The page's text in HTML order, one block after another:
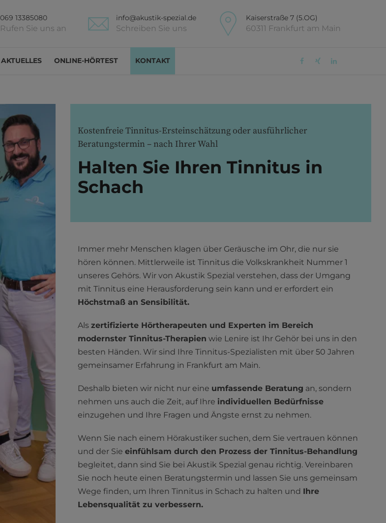
069 13385080
Rufen Sie uns an
info@akustik-spezial.de
Schreiben Sie uns
Kaiserstraße 7 (5.OG)
60311 Frankfurt am Main
AKTUELLES ONLINE-HÖRTEST KONTAKT
Kostenfreie Tinnitus-Ersteinschätzung oder ausführlicher
Beratungstermin – nach Ihrer Wahl
Halten Sie Ihren Tinnitus in
Schach
Immer mehr Menschen klagen über Geräusche im Ohr, die nur sie
hören können. Mittlerweile ist Tinnitus die Volkskrankheit Nummer 1
unseres Gehörs. Wir von Akustik Spezial verstehen, dass der Umgang
mit Tinnitus eine Herausforderung sein kann und er erfordert ein
Höchstmaß an Sensibilität.
Als zertifizierte Hörtherapeuten und Experten im Bereich
modernster Tinnitus-Therapien wie Lenire ist Ihr Gehör bei uns in den
besten Händen. Wir sind Ihre Tinnitus-Spezialisten mit über 50 Jahren
gemeinsamer Erfahrung in Frankfurt am Main.
Deshalb bieten wir nicht nur eine umfassende Beratung an, sondern
nehmen uns auch die Zeit, auf Ihre individuellen Bedürfnisse
einzugehen und Ihre Fragen und Ängste ernst zu nehmen.
Wenn Sie nach einem Hörakustiker suchen, dem Sie vertrauen können
und der Sie einfühlsam durch den Prozess der Tinnitus-Behandlung
begleitet, dann sind Sie bei Akustik Spezial genau richtig. Vereinbaren
Sie noch heute einen Beratungstermin und lassen Sie uns gemeinsam
Wege finden, um Ihren Tinnitus in Schach zu halten und Ihre
Lebensqualität zu verbessern.